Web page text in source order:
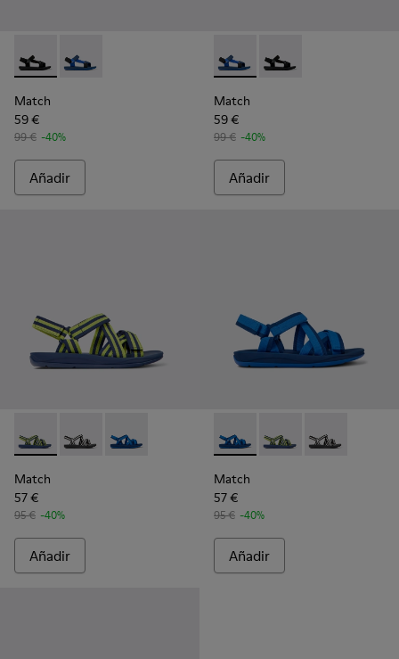
Match - K100539-001 - Sandalias de tejido negras para
Match - K100539-011 - Sandalias de tejido azules
Match
59 €
99 € -40%
Añadir
Match - K100539-011 -
Match - K100539-
Match
59 €
99 € -40%
Añadir
Match - K100781-008 - Sandalias azules y amarillas de
Match - K100781-005 - Sandalias blancas y negras
Match - K100781-004 - Sandalias de PET
Match
57 €
95 € -40%
Añadir
Match - K100781-004 -
Match - K100781-
Match -
Match
57 €
95 € -40%
Añadir